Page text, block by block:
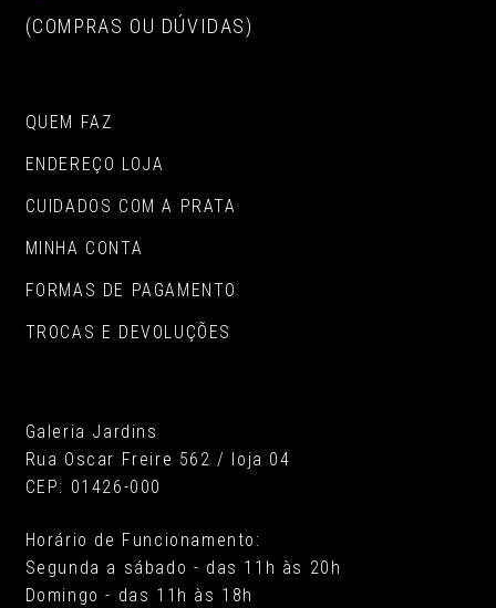
(COMPRAS OU DÚVIDAS)
QUEM FAZ
ENDEREÇO LOJA
CUIDADOS COM A PRATA
MINHA CONTA
FORMAS DE PAGAMENTO
TROCAS E DEVOLUÇÕES
Galeria Jardins
Rua Oscar Freire 562 / loja 04
CEP: 01426-000
Horário de Funcionamento:
Segunda a sábado - das 11h às 20h
Domingo - das 11h às 18h